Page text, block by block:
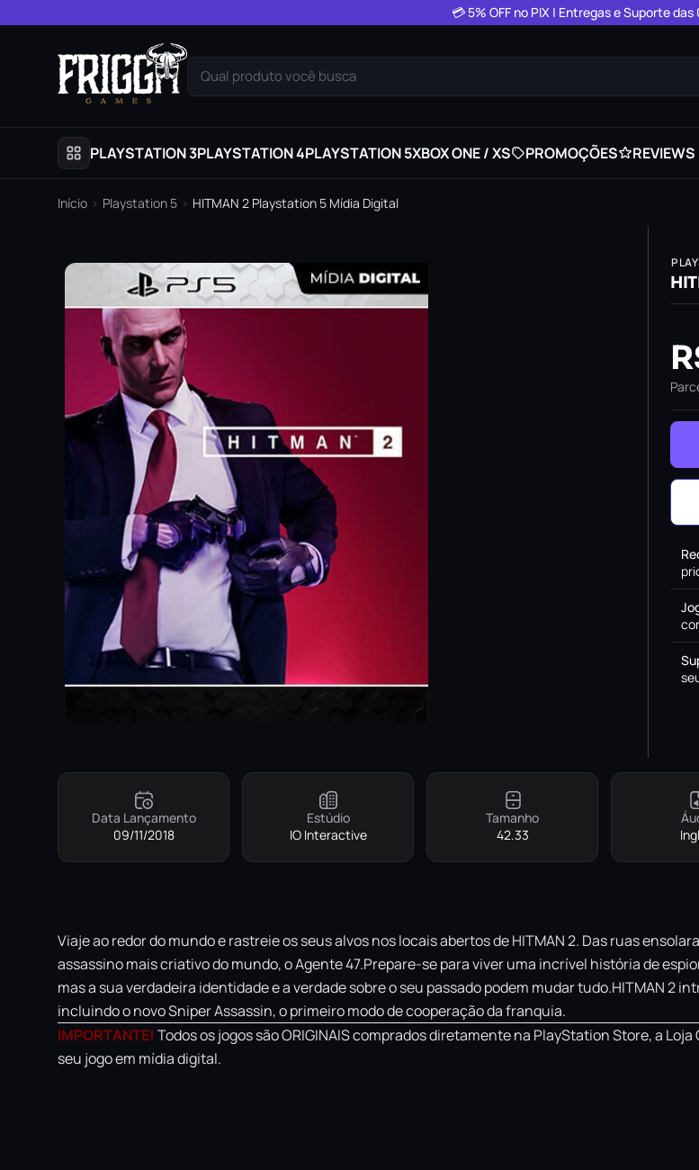
💳 5% OFF no PIX | Entregas e Suporte das
Qual produto você busca
PLAYSTATION 3PLAYSTATION 4PLAYSTATION 5XBOX ONE / XS PROMOÇÕES REVIEWS
Início › Playstation 5 › HITMAN 2 Playstation 5 Mídia Digital
Data Lançamento
09/11/2018
Estúdio
IO Interactive
Tamanho
42.33
Viaje ao redor do mundo e rastreie os seus alvos nos locais abertos de HITMAN 2. Das ruas
assassino mais criativo do mundo, o Agente 47.Prepare-se para viver uma incrível história de
mas a sua verdadeira identidade e a verdade sobre o seu passado podem mudar tudo.HITMAN 2
incluindo o novo Sniper Assassin, o primeiro modo de cooperação da franquia.
IMPORTANTE! Todos os jogos são ORIGINAIS comprados diretamente na PlayStation Store, a
seu jogo em mídia digital.